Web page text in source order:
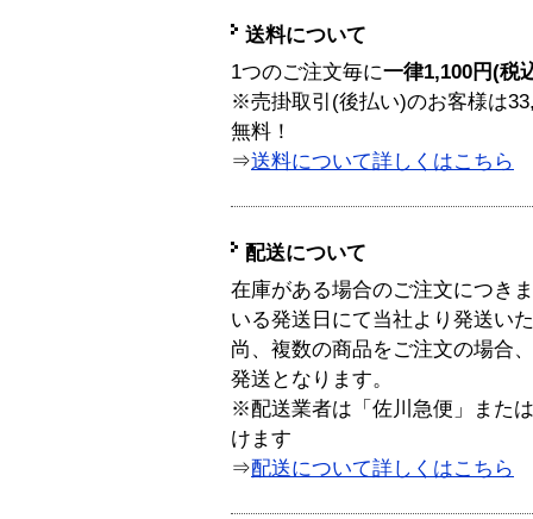
送料について
1つのご注文毎に一律1,100円(税
※売掛取引(後払い)のお客様は
無料！
⇒送料について詳しくはこちら
配送について
在庫がある場合のご注文につき
いる発送日にて当社より発送い
尚、複数の商品をご注文の場合
発送となります。
※配送業者は「佐川急便」また
けます
⇒配送について詳しくはこちら